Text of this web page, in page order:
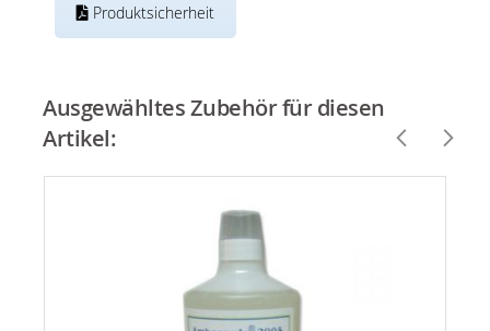
Produktsicherheit
Ausgewähltes Zubehör für diesen
Artikel: